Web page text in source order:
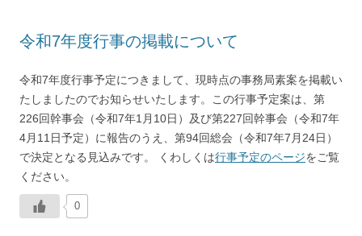
令和7年度行事の掲載について
令和7年度行事予定につきまして、現時点の事務局素案を掲載い
たしましたのでお知らせいたします。この行事予定案は、第
226回幹事会（令和7年1月10日）及び第227回幹事会（令和7年
4月11日予定）に報告のうえ、第94回総会（令和7年7月24日）
で決定となる見込みです。
くわしくは行事予定のページをご覧
ください。
0